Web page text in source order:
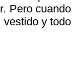
Pero cuando
vestido y todo